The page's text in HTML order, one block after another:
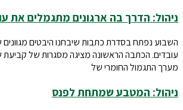
ניהול: הדרך בה ארגונים מתגמלים את
השבוע נפתח בסדרת כתבות שיבחנו היבטים
עובדים. הכתבה הראשונה מציגה מסגרות של קביעת
מערך התגמול החומרי של
ניהול: המטבע שמתחת לפנס